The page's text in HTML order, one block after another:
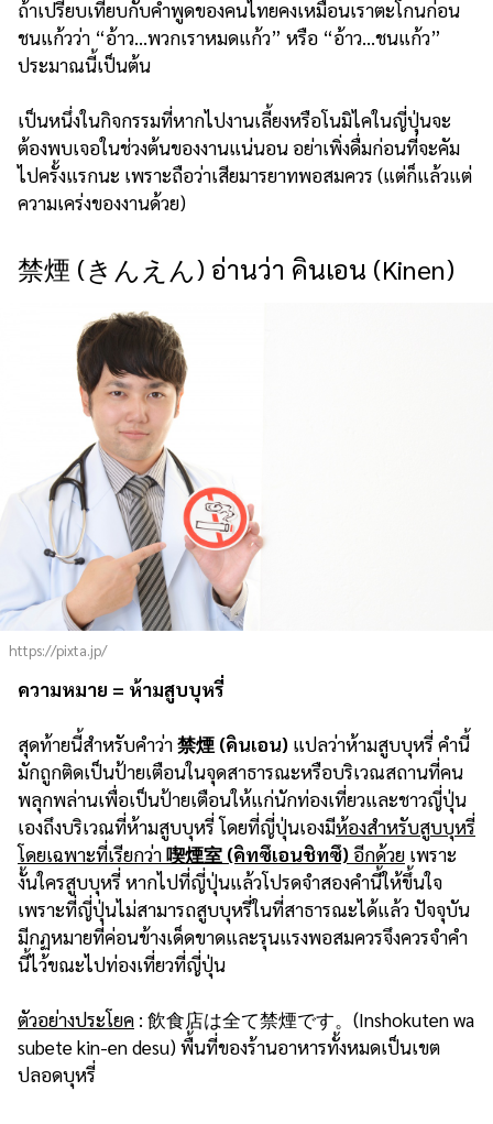
ถ้าเปรียบเทียบกับคำพูดของคนไทยคงเหมือนเราตะโกนก่อน
ชนแก้วว่า “อ้าว...พวกเราหมดแก้ว” หรือ “อ้าว...ชนแก้ว”
ประมาณนี้เป็นต้น
เป็นหนึ่งในกิจกรรมที่หากไปงานเลี้ยงหรือโนมิไคในญี่ปุ่นจะ
ต้องพบเจอในช่วงต้นของงานแน่นอน อย่าเพิ่งดื่มก่อนที่จะคัม
ไปครั้งแรกนะ เพราะถือว่าเสียมารยาทพอสมควร (แต่ก็แล้วแต่
ความเคร่งของงานด้วย)
禁煙 (きんえん) อ่านว่า คินเอน (Kinen)
https://pixta.jp/
ความหมาย = ห้ามสูบบุหรี่
สุดท้ายนี้สำหรับคำว่า禁煙 (คินเอน) แปลว่าห้ามสูบบุหรี่ คำนี้
มักถูกติดเป็นป้ายเตือนในจุดสาธารณะหรือบริเวณสถานที่คน
พลุกพล่านเพื่อเป็นป้ายเตือนให้แก่นักท่องเที่ยวและชาวญี่ปุ่น
เองถึงบริเวณที่ห้ามสูบบุหรี่ โดยที่ญี่ปุ่นเองมีห้องสำหรับสูบบุหรี่
โดยเฉพาะที่เรียกว่า​喫煙室 (คิทซึเอนชิทซึ)อีกด้วย เพราะ
งั้นใครสูบบุหรี่ หากไปที่ญี่ปุ่นแล้วโปรดจำสองคำนี้ให้ขึ้นใจ
เพราะที่ญี่ปุ่นไม่สามารถสูบบุหรี่ในที่สาธารณะ​ได้แล้ว ปัจจุบัน
มีกฏหมายที่ค่อนข้างเด็ดขาดและรุนแรงพอสมควร​จึงควรจำคำ
นี้ไว้ขณะไปท่องเที่ยวที่ญี่ปุ่น
ตัวอย่างประโยค ​ : 飲食店は全て禁煙です。(Inshokuten wa
subete kin-en desu) พื้นที่ของร้านอาหารทั้งหมดเป็นเขต
ปลอดบุหรี่